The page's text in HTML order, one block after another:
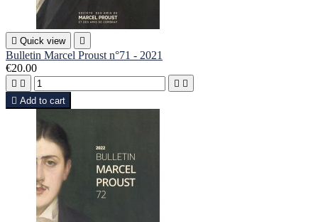
 Quick view 
Bulletin Marcel Proust n°71 - 2021
€20.00
   
 Add to cart